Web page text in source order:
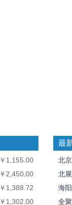
￥1,155.00
￥2,450.00
￥1,388.72
￥1,302.00
最
北
北
海
全